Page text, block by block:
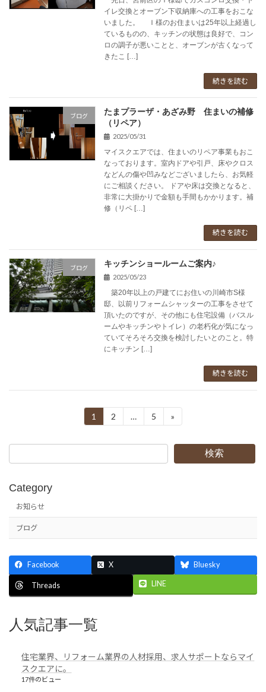
イレ交換とオーブン下収納庫への工事をおこな
いました。 Ｉ様のお住まいは25年以上経過し
ているものの、キッチンの状態は良好で、コン
ロの調子が悪いことと、オーブンが古くなって
きたこ […]
続きを読む
ブログ
たまプラーザ・あざみ野 住まいの補修
（リペア）
2025/05/31
マイスクエアでは、住まいのリペア事業もおこ
なっております。室内ドアや引戸、床やクロス
などんの傷や凹みなどございましたら、お気軽
にご相談ください。 ドアや床は交換となると、
非常に大掛かりで金額も手間もかかります。補
修（リペ […]
続きを読む
ブログ キッチンショールームご案内♪
2025/05/23
築20年以上の戸建てにお住いの川崎市S様
邸、以前リフォームシャッターの工事をさせて
頂いたのですが、その他にも住宅設備（バスル
ームやキッチンやトイレ）の老朽化が気になっ
ていてそろそろ交換を検討したいとのこと。特
にキッチン […]
続きを読む
の
ペ
ー
ジ
り
固
定
ジ
1
固
定
ジ
2 …
固
定
ジ
5 »
検索
Category
お知らせ
ブログ
Facebook X Bluesky
Threads LINE
人気記事一覧
住宅業界、リフォーム業界の人材採用、求人サポートならマイ
スクエアに。
17件のビュー